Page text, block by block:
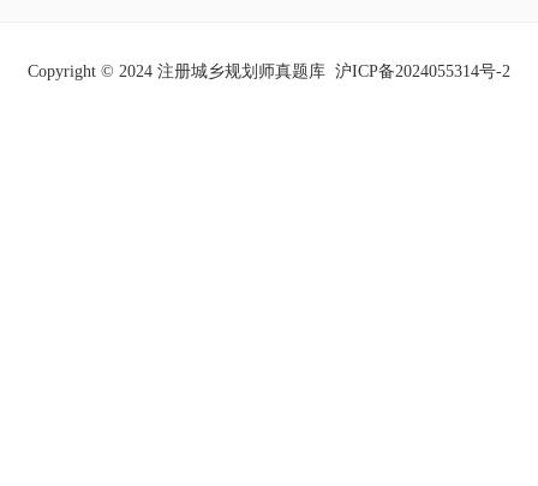
Copyright © 2024 注册城乡规划师真题库 沪ICP备2024055314号-2